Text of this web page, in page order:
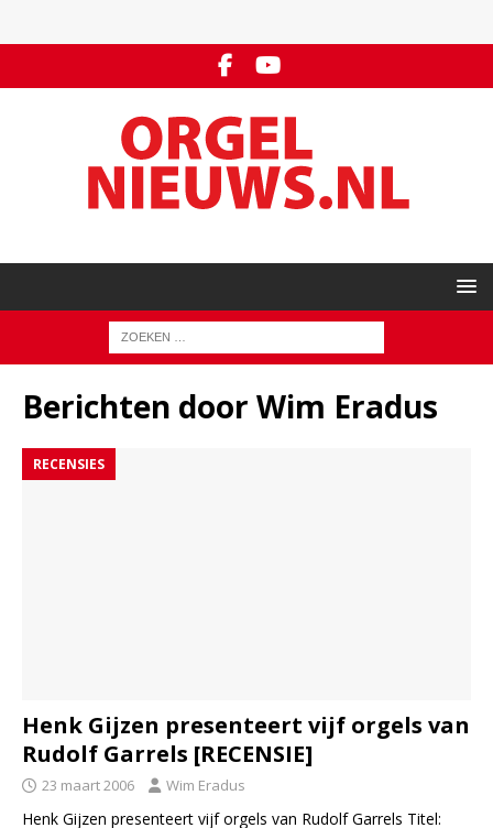
Berichten door Wim Eradus
RECENSIES
Henk Gijzen presenteert vijf orgels van
Rudolf Garrels [RECENSIE]
23 maart 2006 Wim Eradus
Henk Gijzen presenteert vijf orgels van Rudolf Garrels Titel: